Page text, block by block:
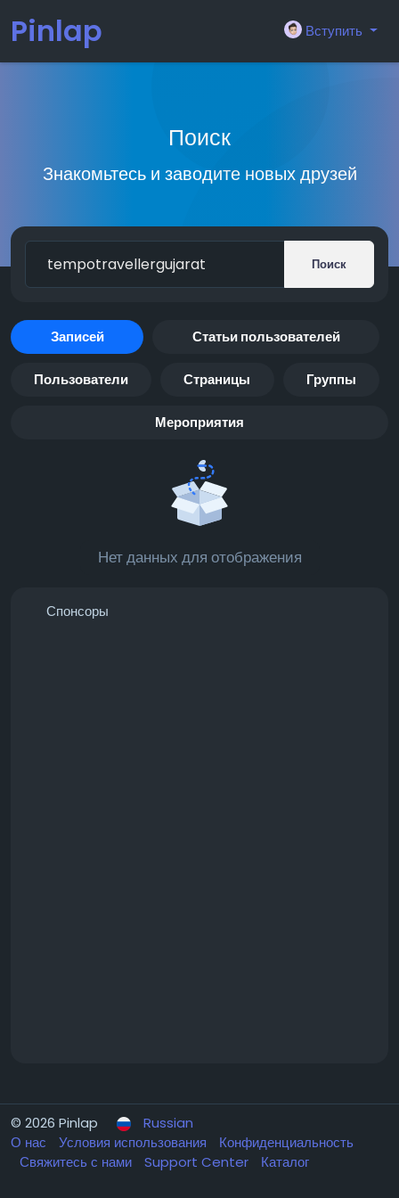
Pinlap Вступить
Поиск
Знакомьтесь и заводите новых друзей
Поиск
Записей Статьи пользователей
Пользователи Страницы Группы
Мероприятия
Нет данных для отображения
Спонсоры
© 2026 Pinlap
Russian
О нас
Условия использования
Конфиденциальность
Свяжитесь с нами
Support Center Каталог